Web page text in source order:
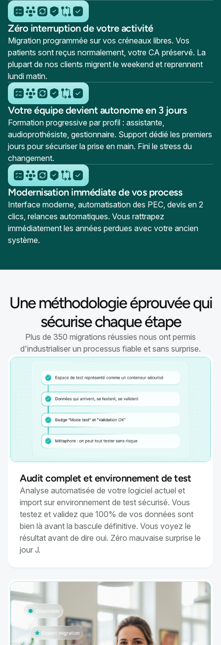
Zéro interruption de votre activité
Migration programmée sur vos créneaux libres. Vos
patients sont reçus normalement, votre CA préservé. La
plupart de nos clients migrent le weekend et reprennent
lundi matin.
Votre équipe devient autonome en 3 jours
Formation progressive par profil : assistante,
audioprothésiste, gestionnaire. Support dédié les premiers
jours pour sécuriser la prise en main. Fini le stress du
changement.
Modernisation immédiate de vos process
Interface moderne, automatisation des PEC, devis en 2
clics, relances automatiques. Vous rattrapez
immédiatement les années perdues avec votre ancien
système.
Une méthodologie éprouvée qui
sécurise chaque étape
Plus de 350 migrations réussies nous ont permis
d'industrialiser un processus fiable et sans surprise.
Audit complet et environnement de test
Analyse automatisée de votre logiciel actuel et
import sur environnement de test sécurisé. Vous
testez et validez que 100% de vos données sont
bien là avant la bascule définitive. Vous voyez le
résultat avant de dire oui. Zéro mauvaise surprise le
jour J.